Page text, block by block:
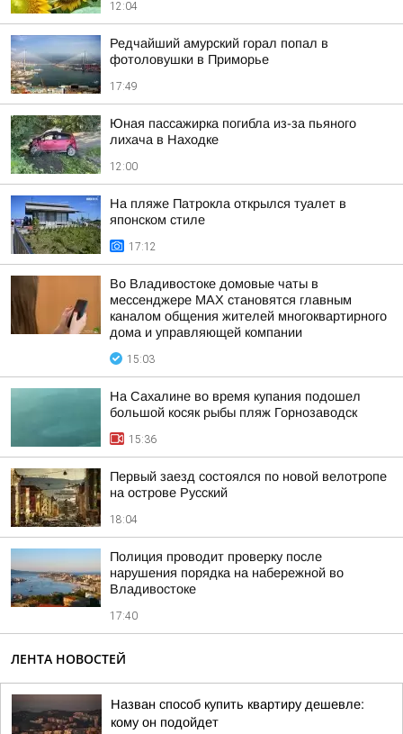
12:04
Редчайший амурский горал попал в
фотоловушки в Приморье
17:49
Юная пассажирка погибла из-за пьяного
лихача в Находке
12:00
На пляже Патрокла открылся туалет в
японском стиле
17:12
Во Владивостоке домовые чаты в
мессенджере МАХ становятся главным
каналом общения жителей многоквартирного
дома и управляющей компании
15:03
На Сахалине во время купания подошел
большой косяк рыбы пляж Горнозаводск
15:36
Первый заезд состоялся по новой велотропе
на острове Русский
18:04
Полиция проводит проверку после
нарушения порядка на набережной во
Владивостоке
17:40
ЛЕНТА НОВОСТЕЙ
Назван способ купить квартиру дешевле:
кому он подойдет